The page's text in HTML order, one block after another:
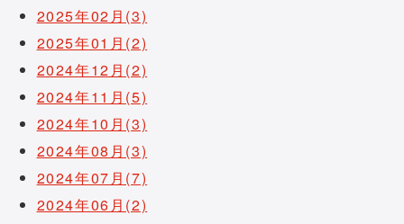
2025年02月(3)
2025年01月(2)
2024年12月(2)
2024年11月(5)
2024年10月(3)
2024年08月(3)
2024年07月(7)
2024年06月(2)